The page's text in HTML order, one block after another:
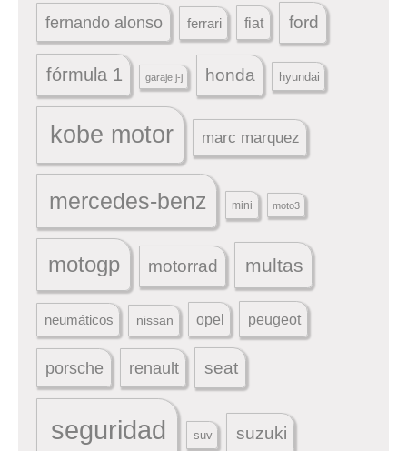
fernando alonso ferrari fiat ford
fórmula 1 garaje j-j honda hyundai
kobe motor marc marquez
mercedes-benz mini moto3
motogp motorrad multas
neumáticos nissan opel peugeot
porsche renault seat
seguridad suv suzuki